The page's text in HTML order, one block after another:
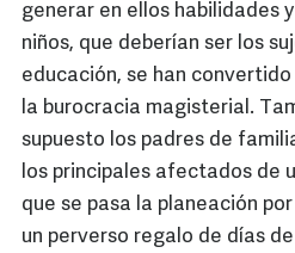
generar en ellos habilidades
niños, que deberían ser los
educación, se han
la burocracia magisterial.
supuesto los padres de
los principales afectados de
que se pasa la planeación
un perverso regalo de días